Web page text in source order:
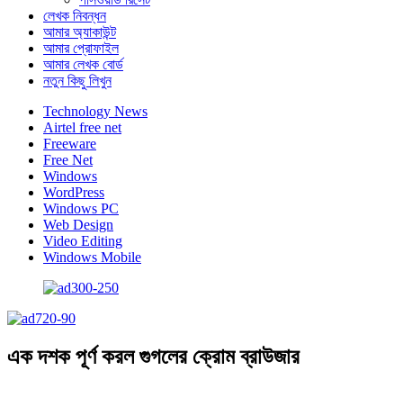
লেখক নিবন্ধন
আমার অ্যাকাউন্ট
আমার প্রোফাইল
আমার লেখক বোর্ড
নতুন কিছু লিখুন
Technology News
Airtel free net
Freeware
Free Net
Windows
WordPress
Windows PC
Web Design
Video Editing
Windows Mobile
এক দশক পূর্ণ করল গুগলের ক্রোম ব্রাউজার